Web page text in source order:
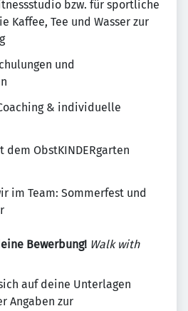
bzw. für sportliche
Kaffee, Tee und Wasser zur
und
& individuelle
ObstKINDERgarten
im Team: Sommerfest und
Bewerbung! Walk with
auf deine Unterlagen
Angaben zur